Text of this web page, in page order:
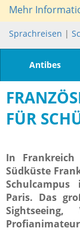
Mehr
Sprachreisen |
Antibes
FÜR
In
Südküste
Paris. Das